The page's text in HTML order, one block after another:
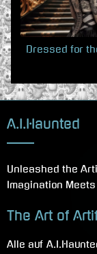
Dressed for
A.I.Haunted
Unleashed the
Imagination
The Art of
Alle auf